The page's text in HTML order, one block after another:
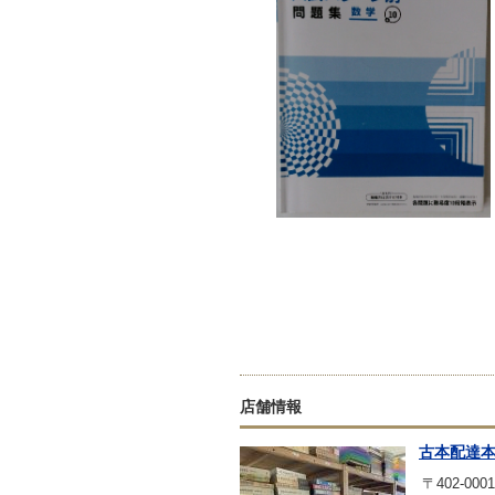
店舗情報
古本配達
〒402-0001